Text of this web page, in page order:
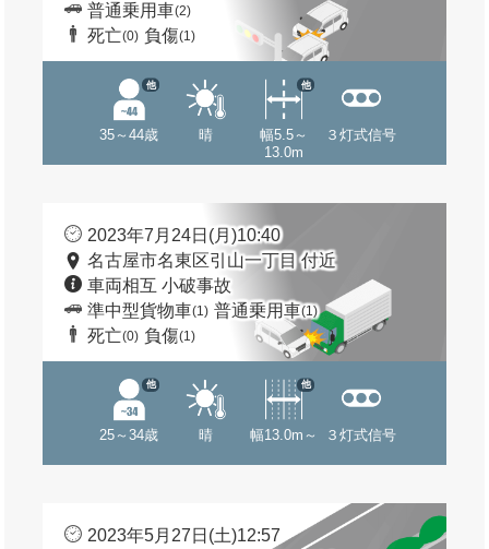
普通乗用車(2)
死亡(0) 負傷(1)
35～44歳
他
晴
幅5.5～
13.0m
他
３灯式信号
2023年7月24日(月)10:40
名古屋市名東区引山一丁目 付近
車両相互 小破事故
準中型貨物車(1) 普通乗用車(1)
死亡(0) 負傷(1)
25～34歳
他
晴 幅13.0m～
他
３灯式信号
2023年5月27日(土)12:57